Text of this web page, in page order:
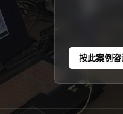
按此案例咨